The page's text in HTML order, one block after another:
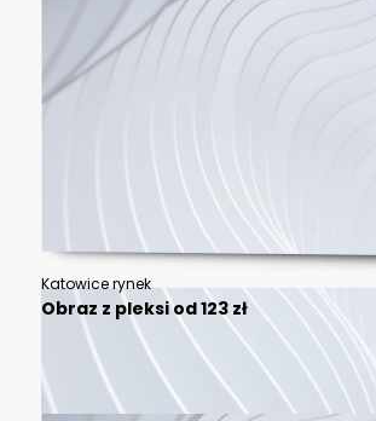
Katowice rynek
Obraz z pleksi od 123 zł